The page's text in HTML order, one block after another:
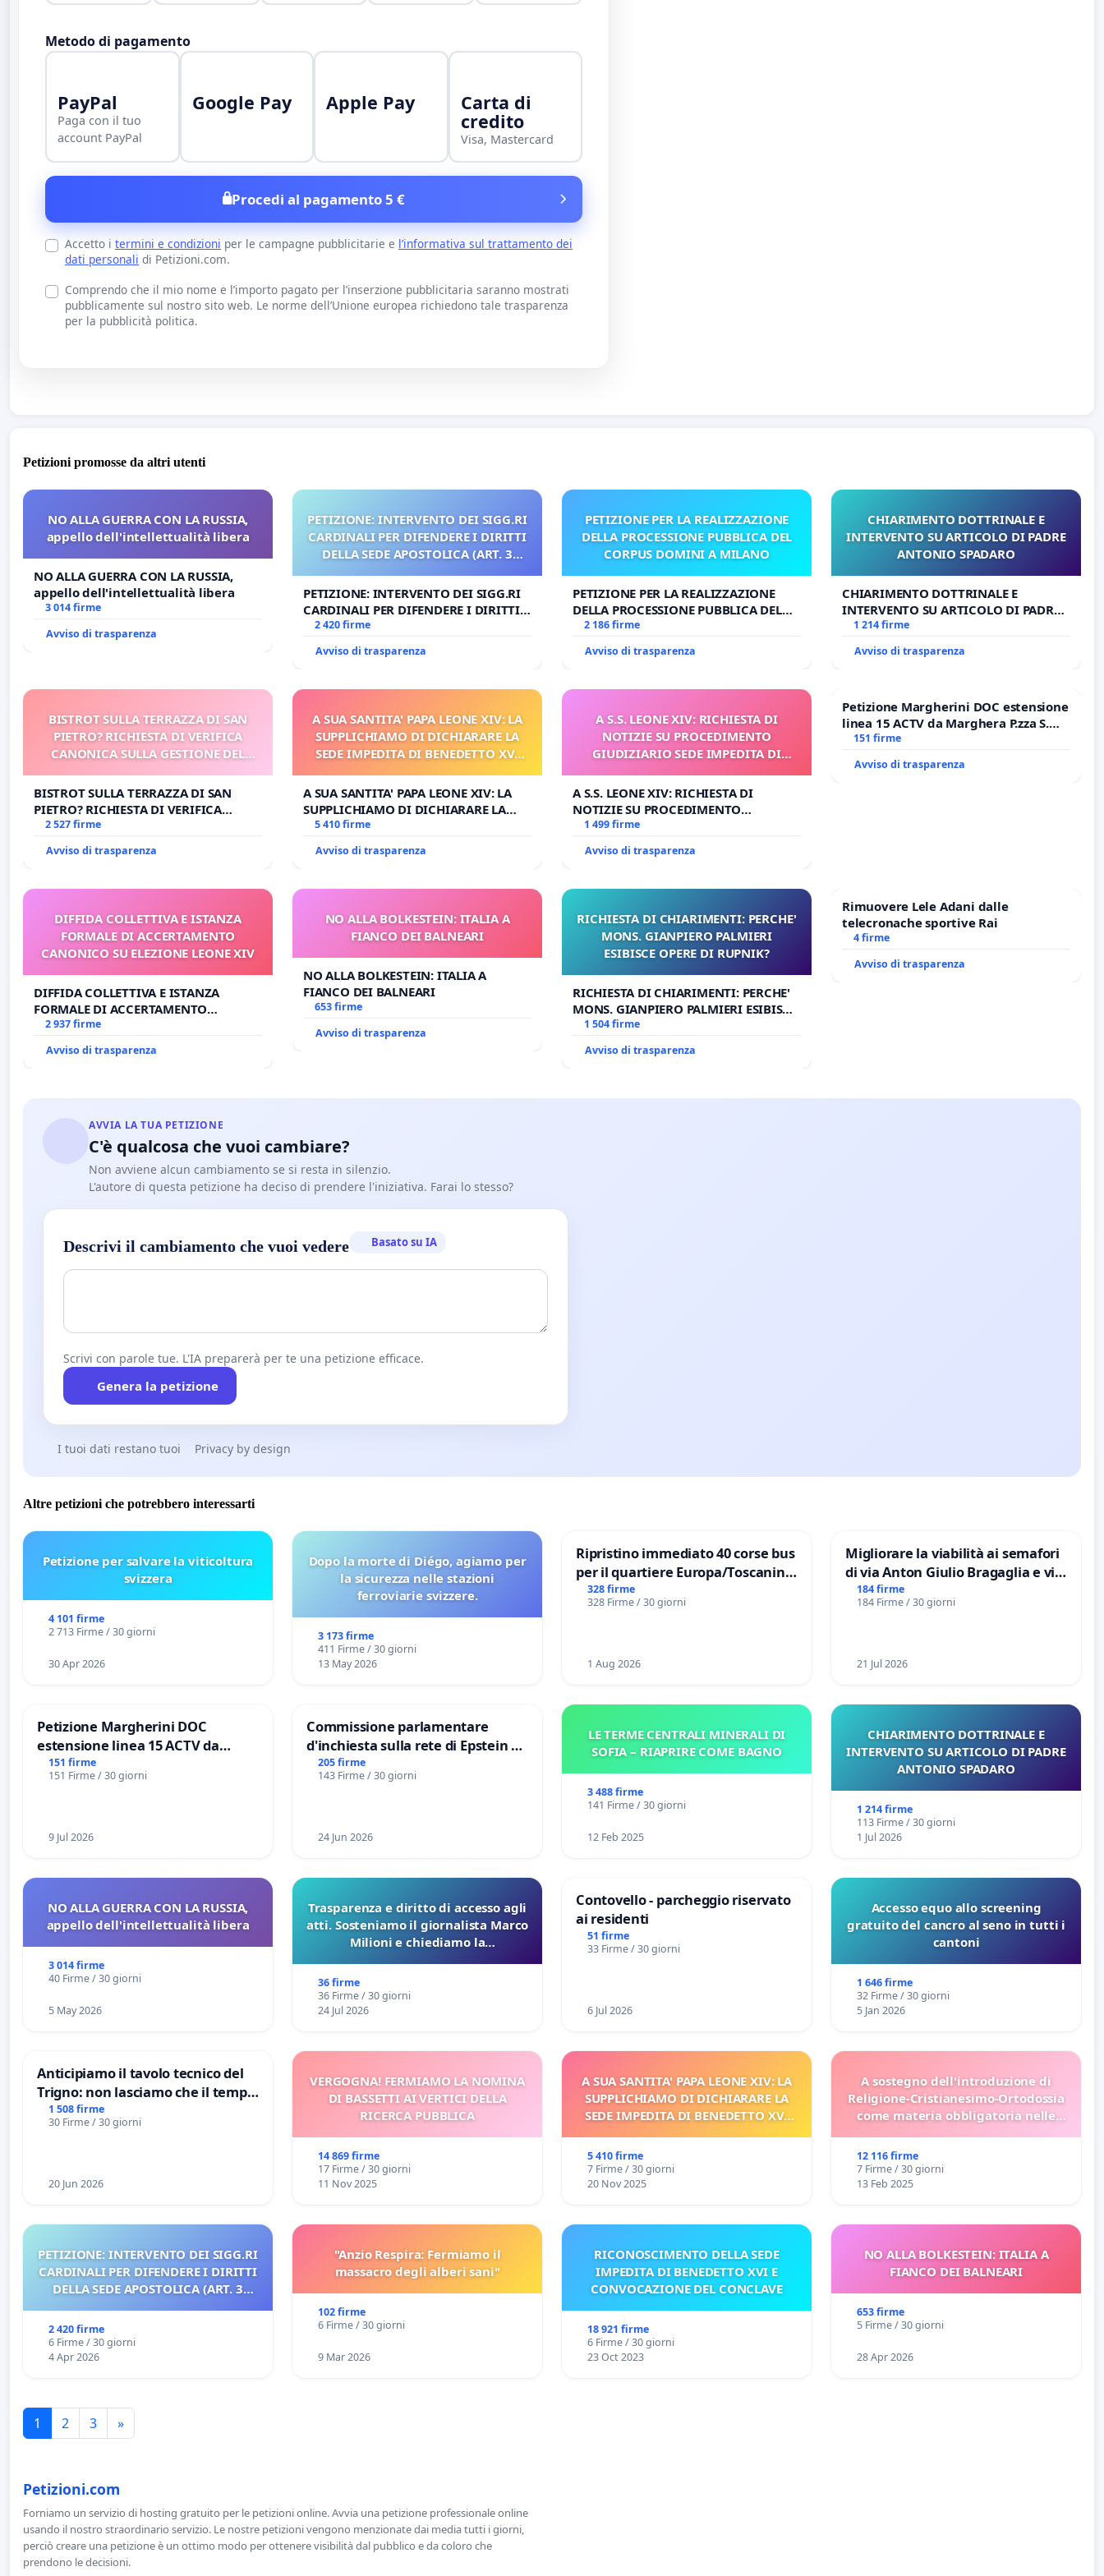
Metodo di pagamento
PayPal
Paga con il tuo
account PayPal
Google Pay Apple Pay Carta di
credito
Visa, Mastercard
Procedi al pagamento 5 €
Accetto i termini e condizioni per le campagne pubblicitarie e l’informativa sul trattamento dei
dati personali di Petizioni.com.
Comprendo che il mio nome e l’importo pagato per l’inserzione pubblicitaria saranno mostrati
pubblicamente sul nostro sito web. Le norme dell’Unione europea richiedono tale trasparenza
per la pubblicità politica.
Petizioni promosse da altri utenti
NO ALLA GUERRA CON LA RUSSIA,
appello dell'intellettualità libera
NO ALLA GUERRA CON LA RUSSIA,
appello dell'intellettualità libera
3 014 firme
Avviso di trasparenza
PETIZIONE: INTERVENTO DEI SIGG.RI
CARDINALI PER DIFENDERE I DIRITTI
DELLA SEDE APOSTOLICA (ART. 3
PETIZIONE: INTERVENTO DEI SIGG.RI
CARDINALI PER DIFENDERE I DIRITTI
DELLA SEDE APOSTOLICA (ART. 3 UDG)
2 420 firme
Avviso di trasparenza
PETIZIONE PER LA REALIZZAZIONE
DELLA PROCESSIONE PUBBLICA DEL
CORPUS DOMINI A MILANO
PETIZIONE PER LA REALIZZAZIONE
DELLA PROCESSIONE PUBBLICA DEL
CORPUS DOMINI A MILANO
2 186 firme
Avviso di trasparenza
CHIARIMENTO DOTTRINALE E
INTERVENTO SU ARTICOLO DI PADRE
ANTONIO SPADARO
CHIARIMENTO DOTTRINALE E
INTERVENTO SU ARTICOLO DI PADRE
ANTONIO SPADARO
1 214 firme
Avviso di trasparenza
BISTROT SULLA TERRAZZA DI SAN
PIETRO? RICHIESTA DI VERIFICA
CANONICA SULLA GESTIONE DEL
BISTROT SULLA TERRAZZA DI SAN
PIETRO? RICHIESTA DI VERIFICA
CANONICA SULLA GESTIONE DEL
2 527 firme
Avviso di trasparenza
A SUA SANTITA' PAPA LEONE XIV: LA
SUPPLICHIAMO DI DICHIARARE LA
SEDE IMPEDITA DI BENEDETTO XVI
PROCESSO
A SUA SANTITA' PAPA LEONE XIV: LA
SUPPLICHIAMO DI DICHIARARE LA
SEDE IMPEDITA DI BENEDETTO XVI E/O
5 410 firme
Avviso di trasparenza
A S.S. LEONE XIV: RICHIESTA DI
NOTIZIE SU PROCEDIMENTO
GIUDIZIARIO SEDE IMPEDITA DI
A S.S. LEONE XIV: RICHIESTA DI
NOTIZIE SU PROCEDIMENTO
GIUDIZIARIO SEDE IMPEDITA DI
1 499 firme
Avviso di trasparenza
Petizione Margherini DOC estensione
linea 15 ACTV da Marghera P.zza S.
Antonio all'aeroporto Marco Polo
151 firme
Avviso di trasparenza
DIFFIDA COLLETTIVA E ISTANZA
FORMALE DI ACCERTAMENTO
CANONICO SU ELEZIONE LEONE XIV
DIFFIDA COLLETTIVA E ISTANZA
FORMALE DI ACCERTAMENTO
CANONICO SU ELEZIONE LEONE XIV
2 937 firme
Avviso di trasparenza
NO ALLA BOLKESTEIN: ITALIA A
FIANCO DEI BALNEARI
NO ALLA BOLKESTEIN: ITALIA A
FIANCO DEI BALNEARI
653 firme
Avviso di trasparenza
RICHIESTA DI CHIARIMENTI: PERCHE'
MONS. GIANPIERO PALMIERI
ESIBISCE OPERE DI RUPNIK?
RICHIESTA DI CHIARIMENTI: PERCHE'
MONS. GIANPIERO PALMIERI ESIBISCE
OPERE DI RUPNIK?
1 504 firme
Avviso di trasparenza
Rimuovere Lele Adani dalle
telecronache sportive Rai
4 firme
Avviso di trasparenza
AVVIA LA TUA PETIZIONE
C'è qualcosa che vuoi cambiare?
Non avviene alcun cambiamento se si resta in silenzio.
L'autore di questa petizione ha deciso di prendere l'iniziativa. Farai lo stesso?
Descrivi il cambiamento che vuoi vedere Basato su IA
Scrivi con parole tue. L'IA preparerà per te una petizione efficace.
Genera la petizione
I tuoi dati restano tuoi Privacy by design
Altre petizioni che potrebbero interessarti
Petizione per salvare la viticoltura
svizzera
4 101 firme
2 713 Firme / 30 giorni
30 Apr 2026
Dopo la morte di Diégo, agiamo per
la sicurezza nelle stazioni
ferroviarie svizzere.
3 173 firme
411 Firme / 30 giorni
13 May 2026
Ripristino immediato 40 corse bus
per il quartiere Europa/Toscanini
di Aprilia
328 firme
328 Firme / 30 giorni
1 Aug 2026
Migliorare la viabilità ai semafori
di via Anton Giulio Bragaglia e via
Tieri XV MUNICIPIO DI ROMA
184 firme
184 Firme / 30 giorni
21 Jul 2026
Petizione Margherini DOC
estensione linea 15 ACTV da
Marghera P.zza S. Antonio
all'aeroporto Marco Polo tariffa a
151 firme
151 Firme / 30 giorni
9 Jul 2026
Commissione parlamentare
d'inchiesta sulla rete di Epstein e
del Mossad: verità sugli Epstein
Files
205 firme
143 Firme / 30 giorni
24 Jun 2026
LE TERME CENTRALI MINERALI DI
SOFIA – RIAPRIRE COME BAGNO
3 488 firme
141 Firme / 30 giorni
12 Feb 2025
CHIARIMENTO DOTTRINALE E
INTERVENTO SU ARTICOLO DI PADRE
ANTONIO SPADARO
1 214 firme
113 Firme / 30 giorni
1 Jul 2026
NO ALLA GUERRA CON LA RUSSIA,
appello dell'intellettualità libera
3 014 firme
40 Firme / 30 giorni
5 May 2026
Trasparenza e diritto di accesso agli
atti. Sosteniamo il giornalista Marco
Milioni e chiediamo la
sulla Pedemontana Veneta
36 firme
36 Firme / 30 giorni
24 Jul 2026
Contovello - parcheggio riservato
ai residenti
51 firme
33 Firme / 30 giorni
6 Jul 2026
Accesso equo allo screening
gratuito del cancro al seno in tutti i
cantoni
1 646 firme
32 Firme / 30 giorni
5 Jan 2026
Anticipiamo il tavolo tecnico del
Trigno: non lasciamo che il tempo
rallenti le ricerche di Domenico
Racanati
1 508 firme
30 Firme / 30 giorni
20 Jun 2026
VERGOGNA! FERMIAMO LA NOMINA
DI BASSETTI AI VERTICI DELLA
RICERCA PUBBLICA
14 869 firme
17 Firme / 30 giorni
11 Nov 2025
A SUA SANTITA' PAPA LEONE XIV: LA
SUPPLICHIAMO DI DICHIARARE LA
SEDE IMPEDITA DI BENEDETTO XVI
5 410 firme
7 Firme / 30 giorni
20 Nov 2025
A sostegno dell'introduzione di
Religione-Cristianesimo-Ortodossia
come materia obbligatoria nelle
12 116 firme
7 Firme / 30 giorni
13 Feb 2025
PETIZIONE: INTERVENTO DEI SIGG.RI
CARDINALI PER DIFENDERE I DIRITTI
DELLA SEDE APOSTOLICA (ART. 3
2 420 firme
6 Firme / 30 giorni
4 Apr 2026
"Anzio Respira: Fermiamo il
massacro degli alberi sani"
102 firme
6 Firme / 30 giorni
9 Mar 2026
RICONOSCIMENTO DELLA SEDE
IMPEDITA DI BENEDETTO XVI E
CONVOCAZIONE DEL CONCLAVE
18 921 firme
6 Firme / 30 giorni
23 Oct 2023
NO ALLA BOLKESTEIN: ITALIA A
FIANCO DEI BALNEARI
653 firme
5 Firme / 30 giorni
28 Apr 2026
1 2 3 »
Petizioni.com
Forniamo un servizio di hosting gratuito per le petizioni online. Avvia una petizione professionale online
usando il nostro straordinario servizio. Le nostre petizioni vengono menzionate dai media tutti i giorni,
perciò creare una petizione è un ottimo modo per ottenere visibilità dal pubblico e da coloro che
prendono le decisioni.